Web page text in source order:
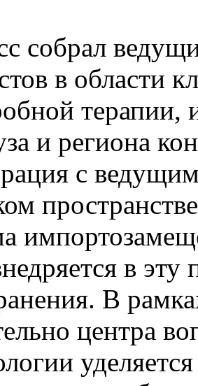
собрал
в области
терапии,
и региона
с
в
В
центра